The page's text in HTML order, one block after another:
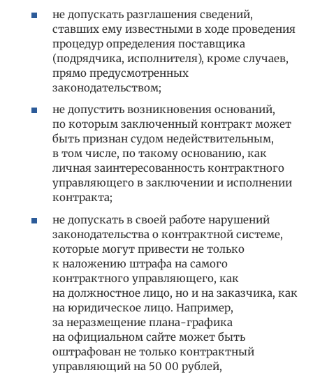
не допускать разглашения сведений,
ставших ему известными в ходе проведения
процедур определения поставщика
(подрядчика, исполнителя), кроме случаев,
прямо предусмотренных
законодательством;
не допустить возникновения оснований,
по которым заключенный контракт может
быть признан судом недействительным,
в том числе, по такому основанию, как
личная заинтересованность контрактного
управляющего в заключении и исполнении
контракта;
не допускать в своей работе нарушений
законодательства о контрактной системе,
которые могут привести не только
к наложению штрафа на самого
контрактного управляющего, как
на должностное лицо, но и на заказчика, как
на юридическое лицо. Например,
за неразмещение плана-графика
на официальном сайте может быть
оштрафован не только контрактный
управляющий на 50 00 рублей,